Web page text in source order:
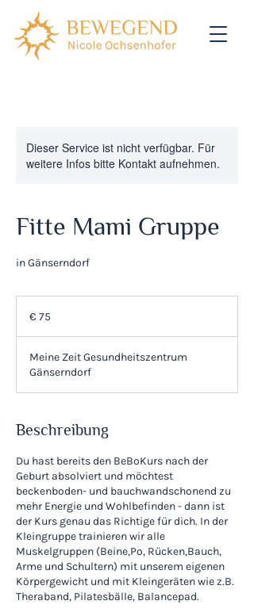
Dieser Service ist nicht verfügbar. Für
weitere Infos bitte Kontakt aufnehmen.
Fitte Mami Gruppe
in Gänserndorf
€ 75
Meine Zeit Gesundheitszentrum
Gänserndorf
Beschreibung
Du hast bereits den BeBoKurs nach der
Geburt absolviert und möchtest
beckenboden- und bauchwandschonend zu
mehr Energie und Wohlbefinden - dann ist
der Kurs genau das Richtige für dich. In der
Kleingruppe trainieren wir alle
Muskelgruppen (Beine,Po, Rücken,Bauch,
Arme und Schultern) mit unserem eigenen
Körpergewicht und mit Kleingeräten wie z.B.